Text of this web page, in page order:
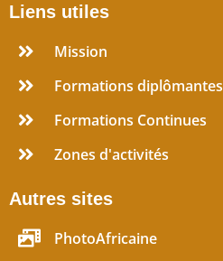
Liens utiles
Mission
Formations diplômantes
Formations Continues
Zones d'activités
Autres sites
PhotoAfricaine